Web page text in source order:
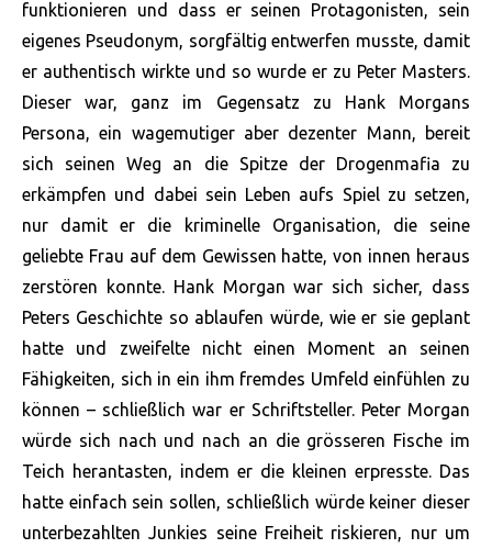
funktionieren und dass er seinen Protagonisten, sein
eigenes Pseudonym, sorgfältig entwerfen musste, damit
er authentisch wirkte und so wurde er zu Peter Masters.
Dieser war, ganz im Gegensatz zu Hank Morgans
Persona, ein wagemutiger aber dezenter Mann, bereit
sich seinen Weg an die Spitze der Drogenmafia zu
erkämpfen und dabei sein Leben aufs Spiel zu setzen,
nur damit er die kriminelle Organisation, die seine
geliebte Frau auf dem Gewissen hatte, von innen heraus
zerstören konnte. Hank Morgan war sich sicher, dass
Peters Geschichte so ablaufen würde, wie er sie geplant
hatte und zweifelte nicht einen Moment an seinen
Fähigkeiten, sich in ein ihm fremdes Umfeld einfühlen zu
können – schließlich war er Schriftsteller. Peter Morgan
würde sich nach und nach an die grösseren Fische im
Teich herantasten, indem er die kleinen erpresste. Das
hatte einfach sein sollen, schließlich würde keiner dieser
unterbezahlten Junkies seine Freiheit riskieren, nur um